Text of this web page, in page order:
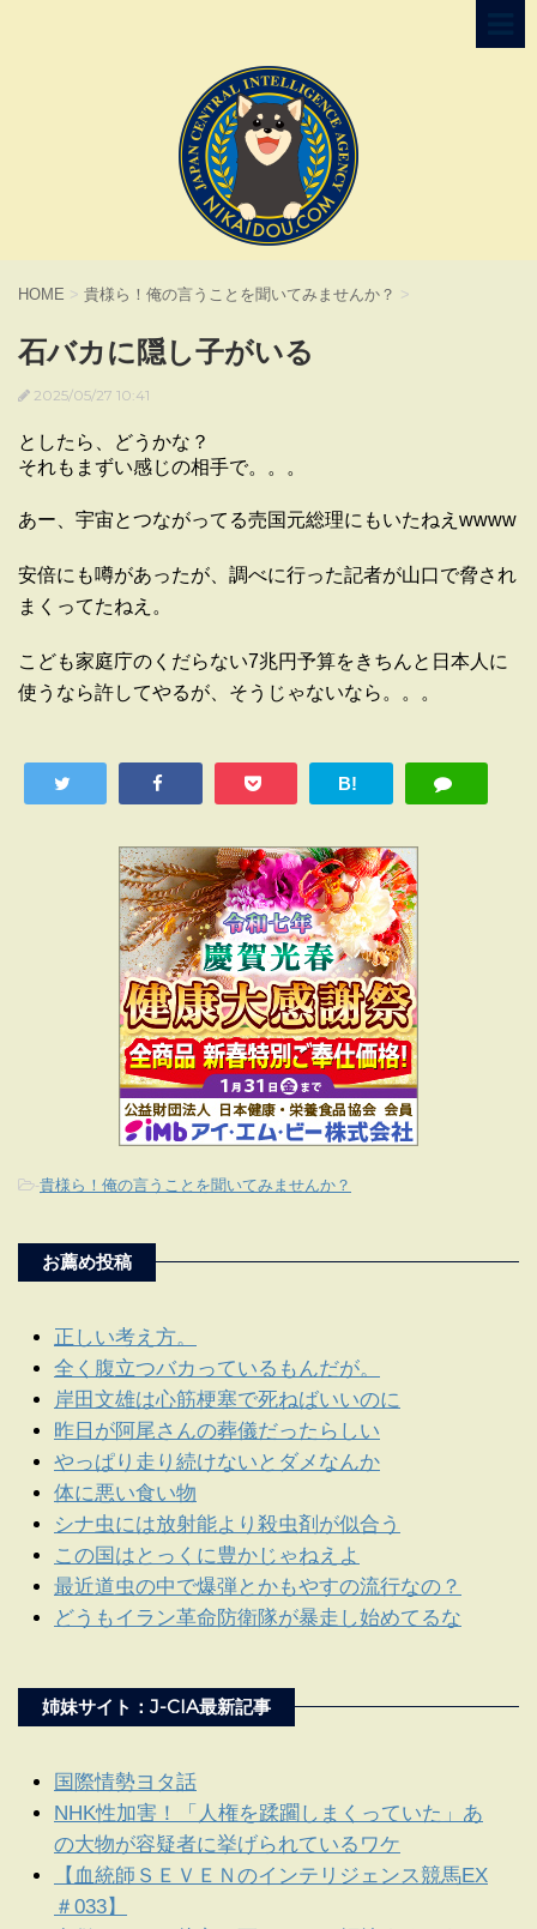
HOME > 貴様ら！俺の言うことを聞いてみませんか？ >
石バカに隠し子がいる
2025/05/27 10:41
としたら、どうかな？
それもまずい感じの相手で。。。
あー、宇宙とつながってる売国元総理にもいたねえwwww
安倍にも噂があったが、調べに行った記者が山口で脅され
まくってたねえ。
こども家庭庁のくだらない7兆円予算をきちんと日本人に
使うなら許してやるが、そうじゃないなら。。。
B!
-貴様ら！俺の言うことを聞いてみませんか？
お薦め投稿
正しい考え方。
全く腹立つバカっているもんだが。
岸田文雄は心筋梗塞で死ねばいいのに
昨日が阿尾さんの葬儀だったらしい
やっぱり走り続けないとダメなんか
体に悪い食い物
シナ虫には放射能より殺虫剤が似合う
この国はとっくに豊かじゃねえよ
最近道虫の中で爆弾とかもやすの流行なの？
どうもイラン革命防衛隊が暴走し始めてるな
姉妹サイト：J-CIA最新記事
国際情勢ヨタ話
NHK性加害！「人権を蹂躙しまくっていた」あ
の大物が容疑者に挙げられているワケ
【血統師ＳＥＶＥＮのインテリジェンス競馬EX
＃033】